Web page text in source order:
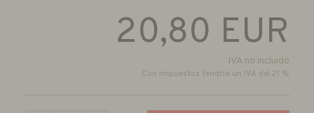
20,80 EUR
IVA no incluido
Con impuestos tendría un IVA del 21 %